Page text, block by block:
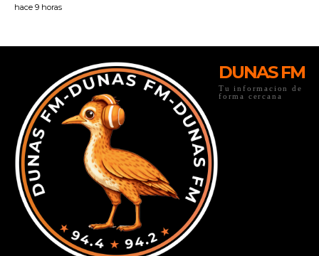
DUNAS FM
Tu informacion de
forma cercana